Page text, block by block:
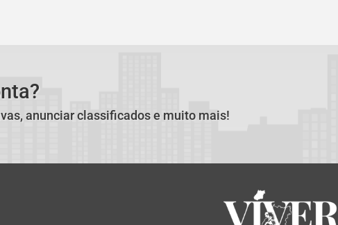
anunciar classificados e muito mais!